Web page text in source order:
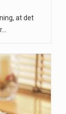
at det